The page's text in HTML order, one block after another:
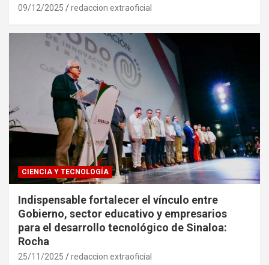
09/12/2025 redaccion extraoficial
CIENCIA Y TECNOLOGÍA
Indispensable fortalecer el vínculo entre
Gobierno, sector educativo y empresarios
para el desarrollo tecnológico de Sinaloa:
Rocha
25/11/2025 redaccion extraoficial